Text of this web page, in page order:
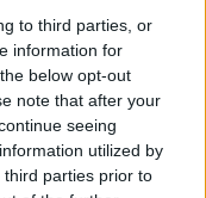
to third parties, or
information for
below opt-out
note that after your
seeing
utilized by
parties prior to
αντοχής
οποία
και
να προστατεύει
το σύστημα
το κάρτερ